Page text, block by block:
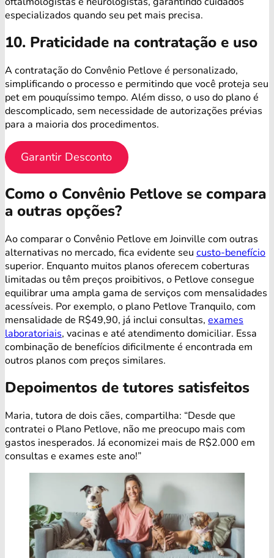
especializados quando seu pet mais precisa.
10. Praticidade na contratação e uso
A contratação do Convênio Petlove é personalizado,
simplificando o processo e permitindo que você proteja seu
pet em pouquíssimo tempo. Além disso, o uso do plano é
descomplicado, sem necessidade de autorizações prévias
para a maioria dos procedimentos.
Garantir Desconto
Como o Convênio Petlove se compara
a outras opções?
Ao comparar o Convênio Petlove em Joinville com outras
alternativas no mercado, fica evidente seu custo-benefício
superior. Enquanto muitos planos oferecem coberturas
limitadas ou têm preços proibitivos, o Petlove consegue
equilibrar uma ampla gama de serviços com mensalidades
acessíveis. Por exemplo, o plano Petlove Tranquilo, com
mensalidade de R$49,90, já inclui consultas, exames
laboratoriais, vacinas e até atendimento domiciliar. Essa
combinação de benefícios dificilmente é encontrada em
outros planos com preços similares.
Depoimentos de tutores satisfeitos
Maria, tutora de dois cães, compartilha: “Desde que
contratei o Plano Petlove, não me preocupo mais com
gastos inesperados. Já economizei mais de R$2.000 em
consultas e exames este ano!”